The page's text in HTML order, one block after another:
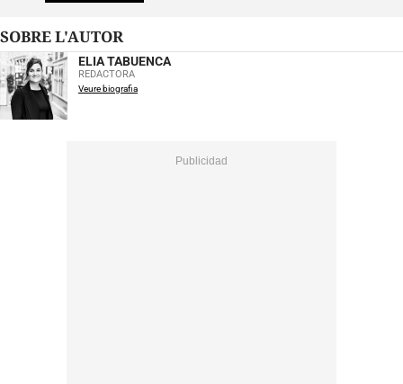
SOBRE L'AUTOR
ELIA TABUENCA
REDACTORA
Veure biografia